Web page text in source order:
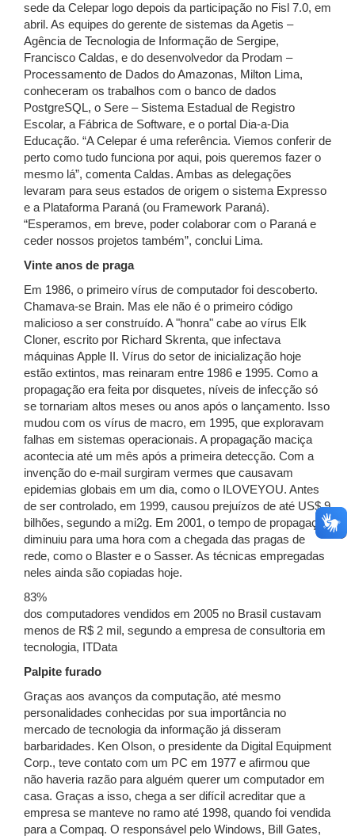
sede da Celepar logo depois da participação no Fisl 7.0, em
abril. As equipes do gerente de sistemas da Agetis –
Agência de Tecnologia de Informação de Sergipe,
Francisco Caldas, e do desenvolvedor da Prodam –
Processamento de Dados do Amazonas, Milton Lima,
conheceram os trabalhos com o banco de dados
PostgreSQL, o Sere – Sistema Estadual de Registro
Escolar, a Fábrica de Software, e o portal Dia-a-Dia
Educação. “A Celepar é uma referência. Viemos conferir de
perto como tudo funciona por aqui, pois queremos fazer o
mesmo lá”, comenta Caldas. Ambas as delegações
levaram para seus estados de origem o sistema Expresso
e a Plataforma Paraná (ou Framework Paraná).
“Esperamos, em breve, poder colaborar com o Paraná e
ceder nossos projetos também”, conclui Lima.
Vinte anos de praga
Em 1986, o primeiro vírus de computador foi descoberto.
Chamava-se Brain. Mas ele não é o primeiro código
malicioso a ser construído. A "honra" cabe ao vírus Elk
Cloner, escrito por Richard Skrenta, que infectava
máquinas Apple II. Vírus do setor de inicialização hoje
estão extintos, mas reinaram entre 1986 e 1995. Como a
propagação era feita por disquetes, níveis de infecção só
se tornariam altos meses ou anos após o lançamento. Isso
mudou com os vírus de macro, em 1995, que exploravam
falhas em sistemas operacionais. A propagação maciça
acontecia até um mês após a primeira detecção. Com a
invenção do e-mail surgiram vermes que causavam
epidemias globais em um dia, como o ILOVEYOU. Antes
de ser controlado, em 1999, causou prejuízos de até US$ 9
bilhões, segundo a mi2g. Em 2001, o tempo de propagação
diminuiu para uma hora com a chegada das pragas de
rede, como o Blaster e o Sasser. As técnicas empregadas
neles ainda são copiadas hoje.
83%
dos computadores vendidos em 2005 no Brasil custavam
menos de R$ 2 mil, segundo a empresa de consultoria em
tecnologia, ITData
Palpite furado
Graças aos avanços da computação, até mesmo
personalidades conhecidas por sua importância no
mercado de tecnologia da informação já disseram
barbaridades. Ken Olson, o presidente da Digital Equipment
Corp., teve contato com um PC em 1977 e afirmou que
não haveria razão para alguém querer um computador em
casa. Graças a isso, chega a ser difícil acreditar que a
empresa se manteve no ramo até 1998, quando foi vendida
para a Compaq. O responsável pelo Windows, Bill Gates,